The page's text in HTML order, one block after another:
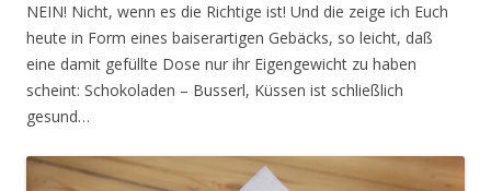
NEIN! Nicht, wenn es die Richtige ist! Und die zeige ich Euch
heute in Form eines baiserartigen Gebäcks, so leicht, daß
eine damit gefüllte Dose nur ihr Eigengewicht zu haben
scheint: Schokoladen – Busserl, Küssen ist schließlich
gesund…